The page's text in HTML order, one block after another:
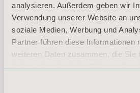
analysieren. Außerdem geben wir
Verwendung unserer Website an
soziale Medien, Werbung und
Partner führen diese Informationen
weiteren Daten zusammen, die Sie